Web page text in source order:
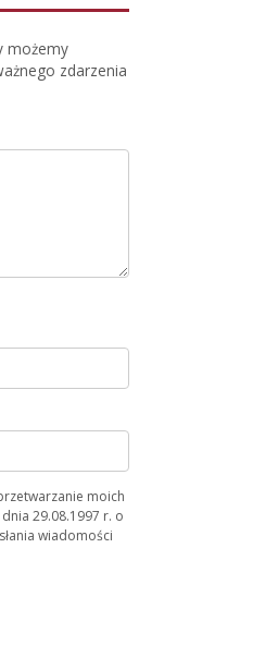
możemy
zdarzenia
moich
29.08.1997 r. o
wiadomości